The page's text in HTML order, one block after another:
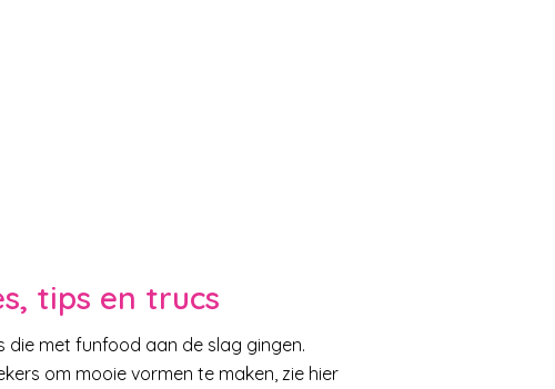
tips en trucs
die met funfood aan de slag gingen.
om mooie vormen te maken, zie hier